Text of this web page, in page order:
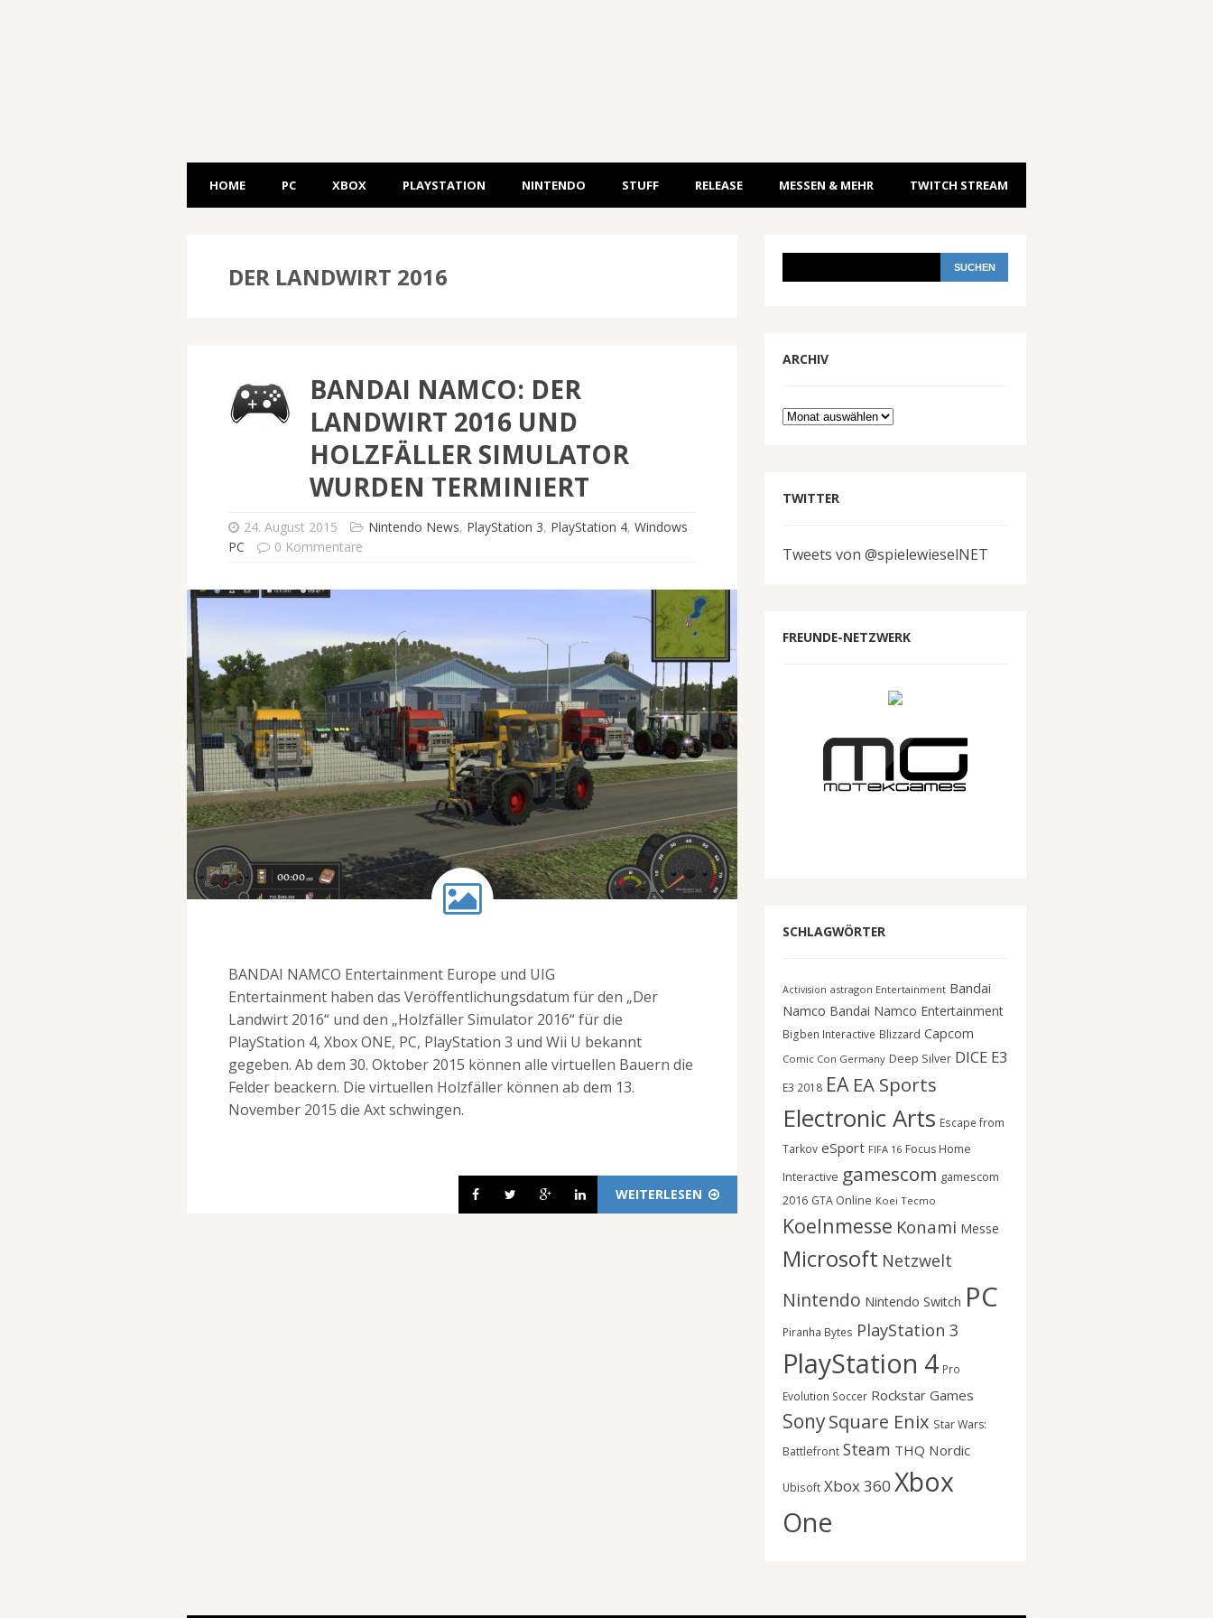
HOME PC XBOX PLAYSTATION NINTENDO STUFF RELEASE MESSEN & MEHR TWITCH STREAM
DER LANDWIRT 2016
BANDAI NAMCO: DER
LANDWIRT 2016 UND
HOLZFÄLLER SIMULATOR
WURDEN TERMINIERT
24. August 2015 Nintendo News, PlayStation 3, PlayStation 4, Windows
PC
0 Kommentare
BANDAI NAMCO Entertainment Europe und UIG
Entertainment haben das Veröffentlichungsdatum für den „Der
Landwirt 2016“ und den „Holzfäller Simulator 2016“ für die
PlayStation 4, Xbox ONE, PC, PlayStation 3 und Wii U bekannt
gegeben. Ab dem 30. Oktober 2015 können alle virtuellen Bauern die
Felder beackern. Die virtuellen Holzfäller können ab dem 13.
November 2015 die Axt schwingen.
WEITERLESEN
ARCHIV
Archiv
TWITTER
Tweets von @spielewieselNET
FREUNDE-NETZWERK
SCHLAGWÖRTER
Activision astragon Entertainment Bandai
Namco Bandai Namco Entertainment
Bigben Interactive Blizzard Capcom
Comic Con Germany Deep Silver DICE E3
E3 2018 EA EA Sports
Electronic Arts Escape from
Tarkov eSport FIFA 16 Focus Home
Interactive gamescom gamescom
2016 GTA Online Koei Tecmo
Koelnmesse Konami Messe
Microsoft Netzwelt
Nintendo Nintendo Switch PC
Piranha Bytes PlayStation 3
PlayStation 4 Pro
Evolution Soccer Rockstar Games
SonySquare Enix Star Wars:
Battlefront Steam THQ Nordic
Ubisoft Xbox 360 Xbox
One